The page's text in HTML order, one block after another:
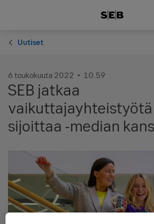
Uutiset
6 toukokuuta 2022 10.59
SEB jatkaa
sijoittaa -median